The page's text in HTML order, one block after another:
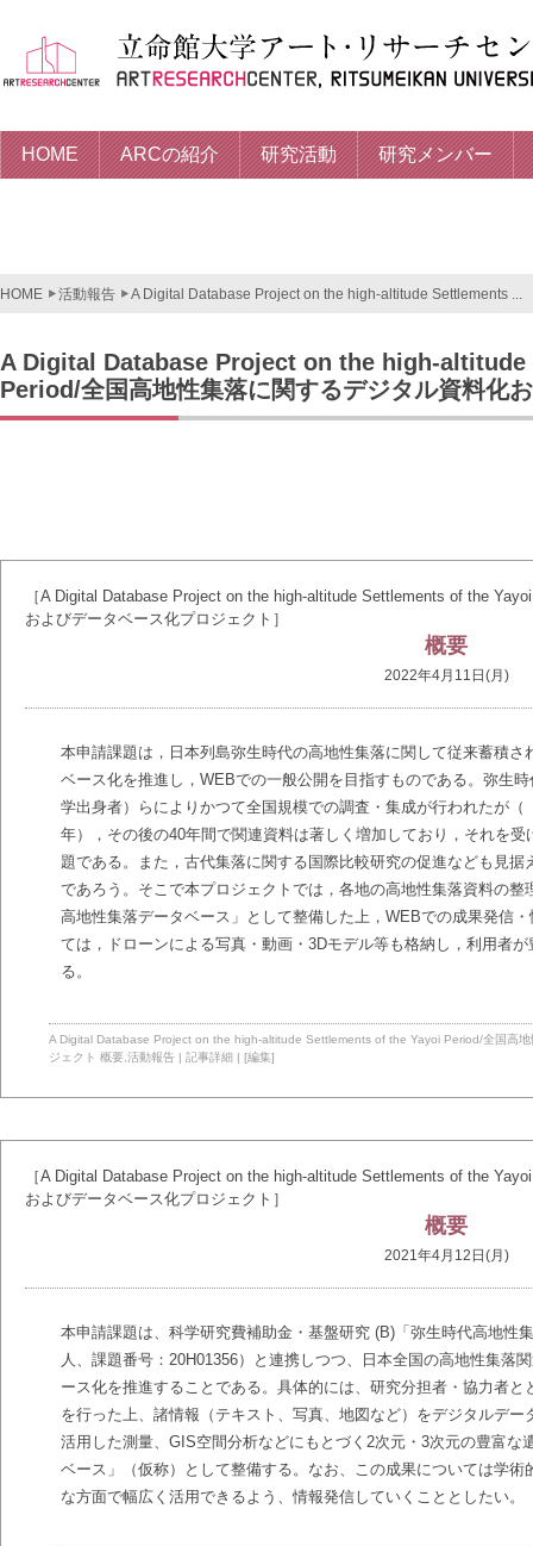
HOME ARCの紹介 研究活動 研究メンバー
HOME 活動報告 A Digital Database Project on the high-altitude Settlements ...
A Digital Database Project on the high-
Period/全国高地性集落に関するデジタル資料化
［A Digital Database Project on the high-altitude Settlements of the
およびデータベース化プロジェクト］
概要
2022年4月11日(月)
本申請課題は，日本列島弥生時代の高地性集落に関して従来蓄積
ベース化を推進し，WEBでの一般公開を目指すものである。弥生
学出身者）らによりかつて全国規模での調査・集成が行われたが
年），その後の40年間で関連資料は著しく増加しており，それを
題である。また，古代集落に関する国際比較研究の促進なども見
であろう。そこで本プロジェクトでは，各地の高地性集落資料の
高地性集落データベース」として整備した上，WEBでの成果発信
ては，ドローンによる写真・動画・3Dモデル等も格納し，利用者
る。
A Digital Database Project on the high-altitude Settlements of the Yayoi Period/全国高地
ジェクト 概要 活動報告 | 記事詳細 | [編集]
［A Digital Database Project on the high-altitude Settlements of the
およびデータベース化プロジェクト］
概要
2021年4月12日(月)
本申請課題は、科学研究費補助金・基盤研究 (B)「弥生時代高地性
人、課題番号：20H01356）と連携しつつ、日本全国の高地性集落
ース化を推進することである。具体的には、研究分担者・協力者
を行った上、諸情報（テキスト、写真、地図など）をデジタルデ
活用した測量、GIS空間分析などにもとづく2次元・3次元の豊富な
ベース」（仮称）として整備する。なお、この成果については学
な方面で幅広く活用できるよう、情報発信していくこととしたい。